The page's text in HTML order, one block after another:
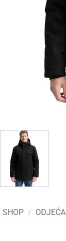
SHOP / ODJEĆA